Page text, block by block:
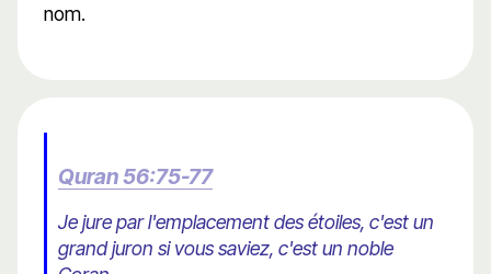
nom.
Quran 56:75-77
Je jure par l'emplacement des étoiles, c'est un
grand juron si vous saviez, c'est un noble